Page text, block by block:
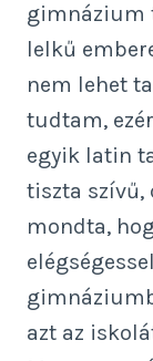
gimnázium
lelkű
nem lehet
tudtam,
egyik latin
tiszta szívű,
mondta,
azt az